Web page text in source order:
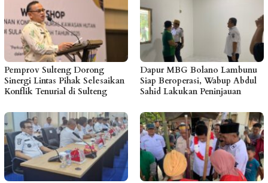
Pemprov Sulteng Dorong
Sinergi Lintas Pihak Selesaikan
Konflik Tenurial di Sulteng
Dapur MBG Bolano Lambunu
Siap Beroperasi, Wabup Abdul
Sahid Lakukan Peninjauan